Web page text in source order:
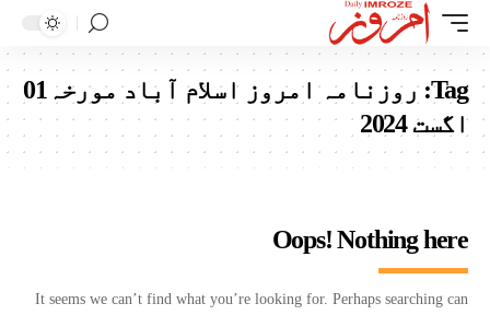
Tag:
روزنامہ امروز اسلام آباد مورخہ01
اگست 2024
Oops! Nothing here
It seems we can’t find what you’re looking for. Perhaps searching can